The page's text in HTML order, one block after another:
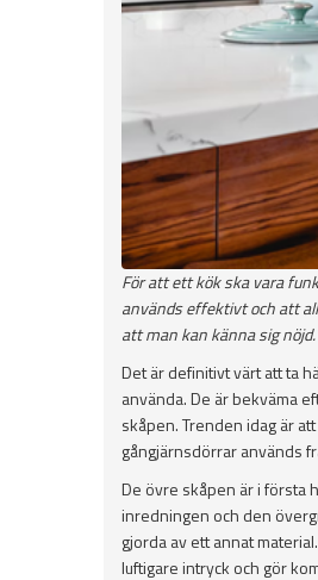
För att ett kök ska vara
används effektivt och att
att man kan känna sig nöjd.
Det är definitivt värt att ta
använda. De är bekväma
skåpen. Trenden idag är
gångjärnsdörrar används
De övre skåpen är i första
inredningen och den
gjorda av ett annat
luftigare intryck och gör